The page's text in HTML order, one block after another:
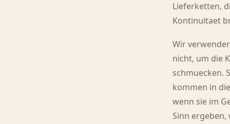
Lieferketten,
Kontinuitaet
Wir
nicht, um die
schmuecken.
kommen in
wenn sie im
Sinn ergeben,